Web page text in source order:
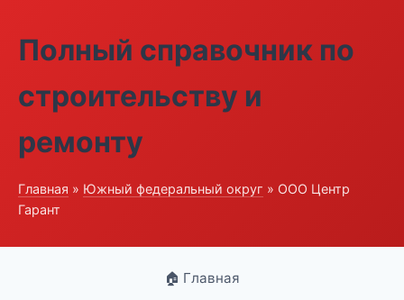
Полный справочник по
строительству и
ремонту
Главная » Южный федеральный округ » ООО Центр
Гарант
🏠 Главная